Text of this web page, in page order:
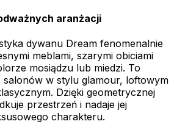
aranżacji
dywanu Dream fenomenalnie
meblami, szarymi obiciami
mosiądzu lub miedzi. To
salonów w stylu glamour, loftowym
Dzięki geometrycznej
przestrzeń i nadaje jej
charakteru.